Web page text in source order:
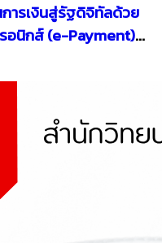
ารเงินสู่รัฐดิจิทัลด้วย
อนิกส์ (e-Payment)
งินการคลังของรัฐ”